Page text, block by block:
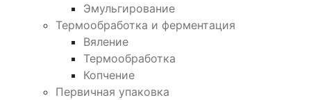
Эмульгирование
Термообработка и ферментация
Вяление
Термообработка
Копчение
Первичная упаковка